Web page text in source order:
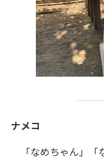
ナメコ
「なめちゃん」「